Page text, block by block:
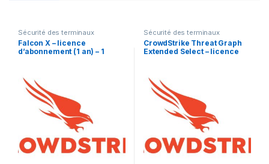
Sécurité des terminaux
Falcon X – licence
d’abonnement (1 an) – 1
Sécurité des terminaux
CrowdStrike Threat Graph
Extended Select – licence